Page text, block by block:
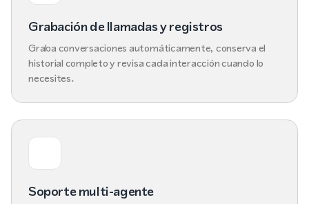
Grabación de llamadas y registros
Graba conversaciones automáticamente, conserva el
historial completo y revisa cada interacción cuando lo
necesites.
Soporte multi-agente